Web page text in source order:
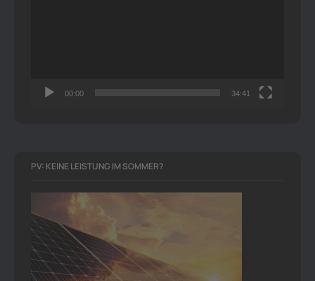
00:00 34:41
PV: KEINE LEISTUNG IM SOMMER?